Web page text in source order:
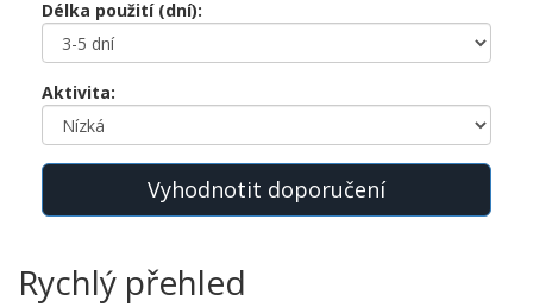
Délka použití (dní):
Aktivita:
Vyhodnotit doporučení
Rychlý přehled